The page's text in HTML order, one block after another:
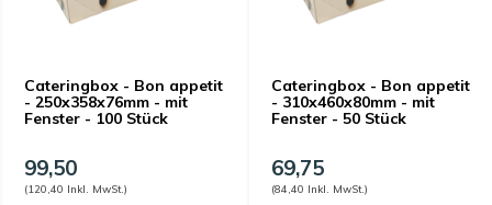
Cateringbox - Bon appetit
- 250x358x76mm - mit
Fenster - 100 Stück
99,50
(120,40 Inkl. MwSt.)
Cateringbox - Bon appetit
- 310x460x80mm - mit
Fenster - 50 Stück
69,75
(84,40 Inkl. MwSt.)